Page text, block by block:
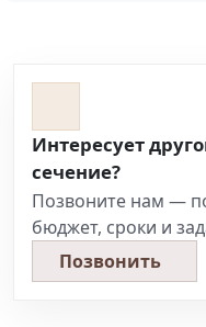
Интересует
сечение?
Позвоните нам —
бюджет, сроки и
Позвонить